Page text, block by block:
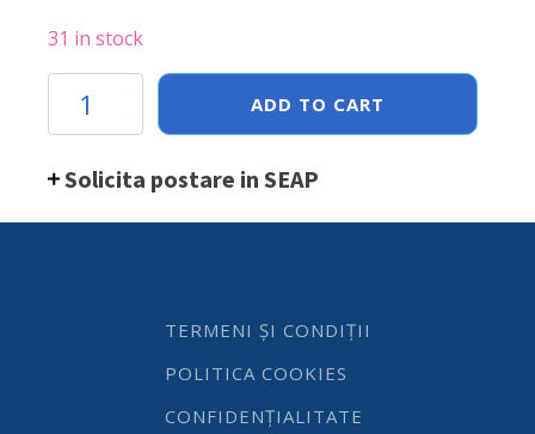
31 in stock
patrat
melamina
mm
ADD TO CART
Solicita postare in SEAP
TERMENI ȘI CONDIȚII
POLITICA COOKIES
CONFIDENȚIALITATE